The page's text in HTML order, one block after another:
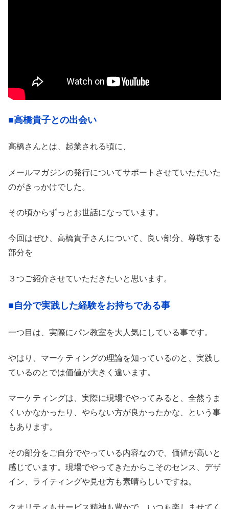
■高橋貴子との出会い
高橋さんとは、起業される頃に、
メールマガジンの発行についてサポートさせていただいた
のがきっかけでした。
その頃からずっとお世話になっています。
今回はぜひ、高橋貴子さんについて、良い部分、尊敬する
部分を
３つご紹介させていただきたいと思います。
■自分で実践した経験をお持ちである事
一つ目は、実際にパン教室を大人気にしている事です。
やはり、マーケティングの理論を知っているのと、実践し
ているのとでは価値が大きく違います。
マーケティングは、実際に現場でやってみると、全然うま
くいかなかったり、やらない方が良かったかな、という事
もあります。
その部分をご自分でやっている内容なので、価値が高いと
感じています。現場でやってきたからこそのセンス、デザ
イン、ライティングや見せ方も素晴らしいですね。
クオリティもサービス精神も豊かで、いつも楽しませてく